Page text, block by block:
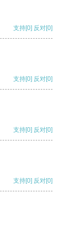
支持[0] 反对[0]
支持[0] 反对[0]
支持[0] 反对[0]
支持[0] 反对[0]